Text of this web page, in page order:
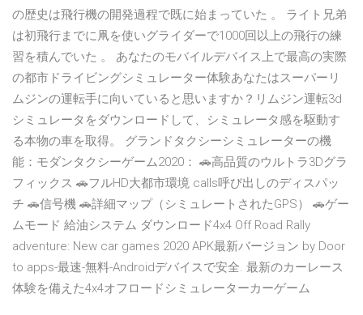
の歴史は飛行機の開発過程で既に始まっていた 。 ライト兄弟
は初飛行までに凧を使いグライダーで1000回以上の飛行の練
習を積んでいた 。 あなたのモバイルデバイス上で最高の実際
の都市ドライビングシミュレーター体験あなたはスーパーリ
ムジンの運転手に向いていると思いますか？リムジン運転3d
シミュレータをダウンロードして、シミュレータ感を駆動す
る本物の車を取得。 グランドタクシーシミュレーターの機
能：モダンタクシーゲーム2020： 🚗高品質のウルトラ3Dグラ
フィックス 🚗フルHD大都市環境 calls呼び出しのディスパッ
チ 🚗信号機 🚗詳細マップ（シミュレートされたGPS） 🚗ゲー
ムモード 給油システム ダウンロード4x4 Off Road Rally
adventure: New car games 2020 APK最新バージョン by Door
to apps-最速-無料-Androidデバイスで安全. 最新のカーレース
体験を備えた4x4オフロードシミュレーターカーゲーム